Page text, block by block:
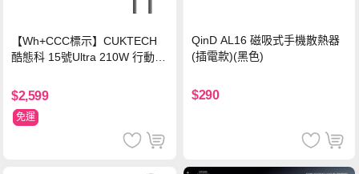
【Wh+CCC標示】CUKTECH
酷態科 15號Ultra 210W 行動電
$2,599
免運
QinD AL16 磁吸式手機散熱器
(插電款)(黑色)
$290